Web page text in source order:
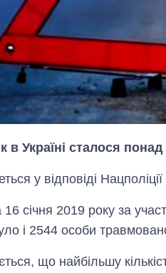
в Україні сталося
у відповіді
січня 2019 року за
і 2544 особи
що найбільшу